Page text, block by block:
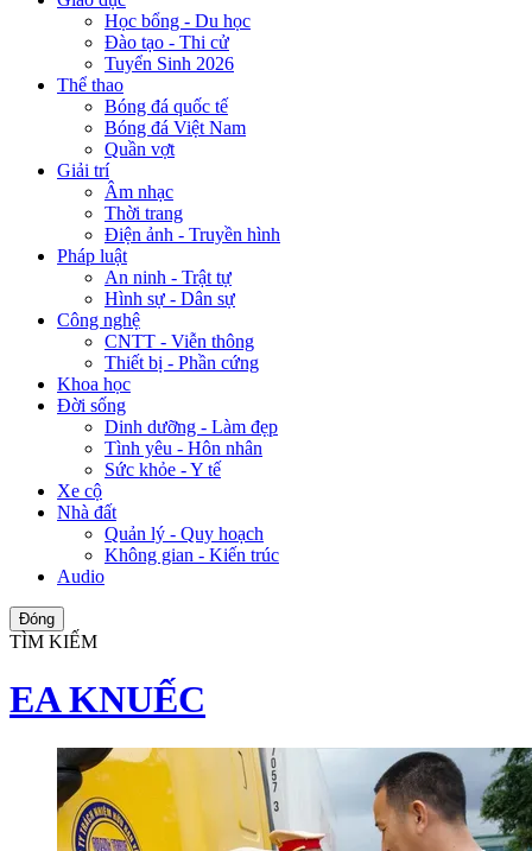
Học bổng - Du học
Đào tạo - Thi cử
Tuyển Sinh 2026
Thể thao
Bóng đá quốc tế
Bóng đá Việt Nam
Quần vợt
Giải trí
Âm nhạc
Thời trang
Điện ảnh - Truyền hình
Pháp luật
An ninh - Trật tự
Hình sự - Dân sự
Công nghệ
CNTT - Viễn thông
Thiết bị - Phần cứng
Khoa học
Đời sống
Dinh dưỡng - Làm đẹp
Tình yêu - Hôn nhân
Sức khỏe - Y tế
Xe cộ
Nhà đất
Quản lý - Quy hoạch
Không gian - Kiến trúc
Audio
Đóng
TÌM KIẾM
EA KNUẾC